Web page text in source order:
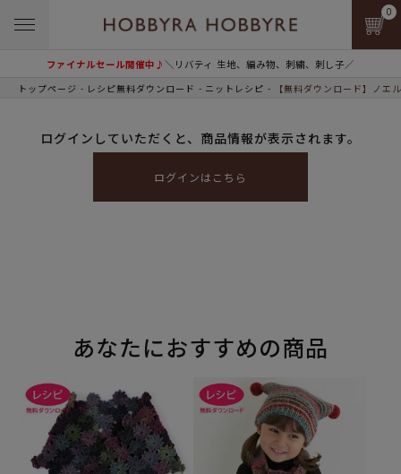
ファイナルセール開催中♪＼リバティ 生地、編み物、刺繍、刺し子／
0
トップページ レシピ無料ダウンロード ニットレシピ 【無料ダウンロード】ノエ
ログインしていただくと、商品情報が表示されます。
ログインはこちら
あなたにおすすめの商品